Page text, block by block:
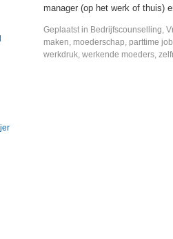
manager (op het werk of thuis)
Geplaatst in Bedrijfscounselling,
maken, moederschap, parttime job
werkdruk, werkende moeders,